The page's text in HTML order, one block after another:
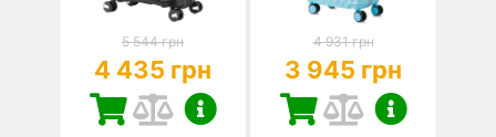
5 544 грн
4 435 грн
4 931 грн
3 945 грн